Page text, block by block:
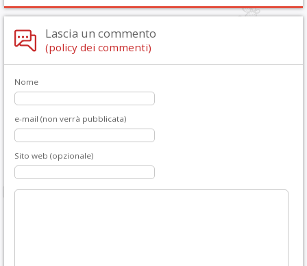
Lascia un commento
(policy dei commenti)
Nome
e-mail (non verrà pubblicata)
Sito web (opzionale)